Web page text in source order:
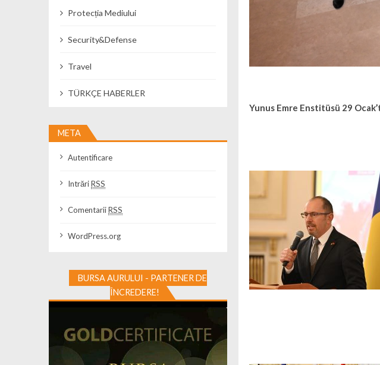
Yunus Emre Enstitüsü 29
Protecția Mediului
Security&Defense
Travel
TÜRKÇE HABERLER
META
Autentificare
IntrăriRSS
ComentariiRSS
WordPress.org
BURSA AURULUI - PARTENER DE
ÎNCREDERE!